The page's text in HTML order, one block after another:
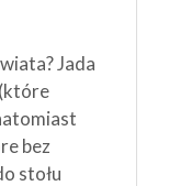
Jada
bez
stołu